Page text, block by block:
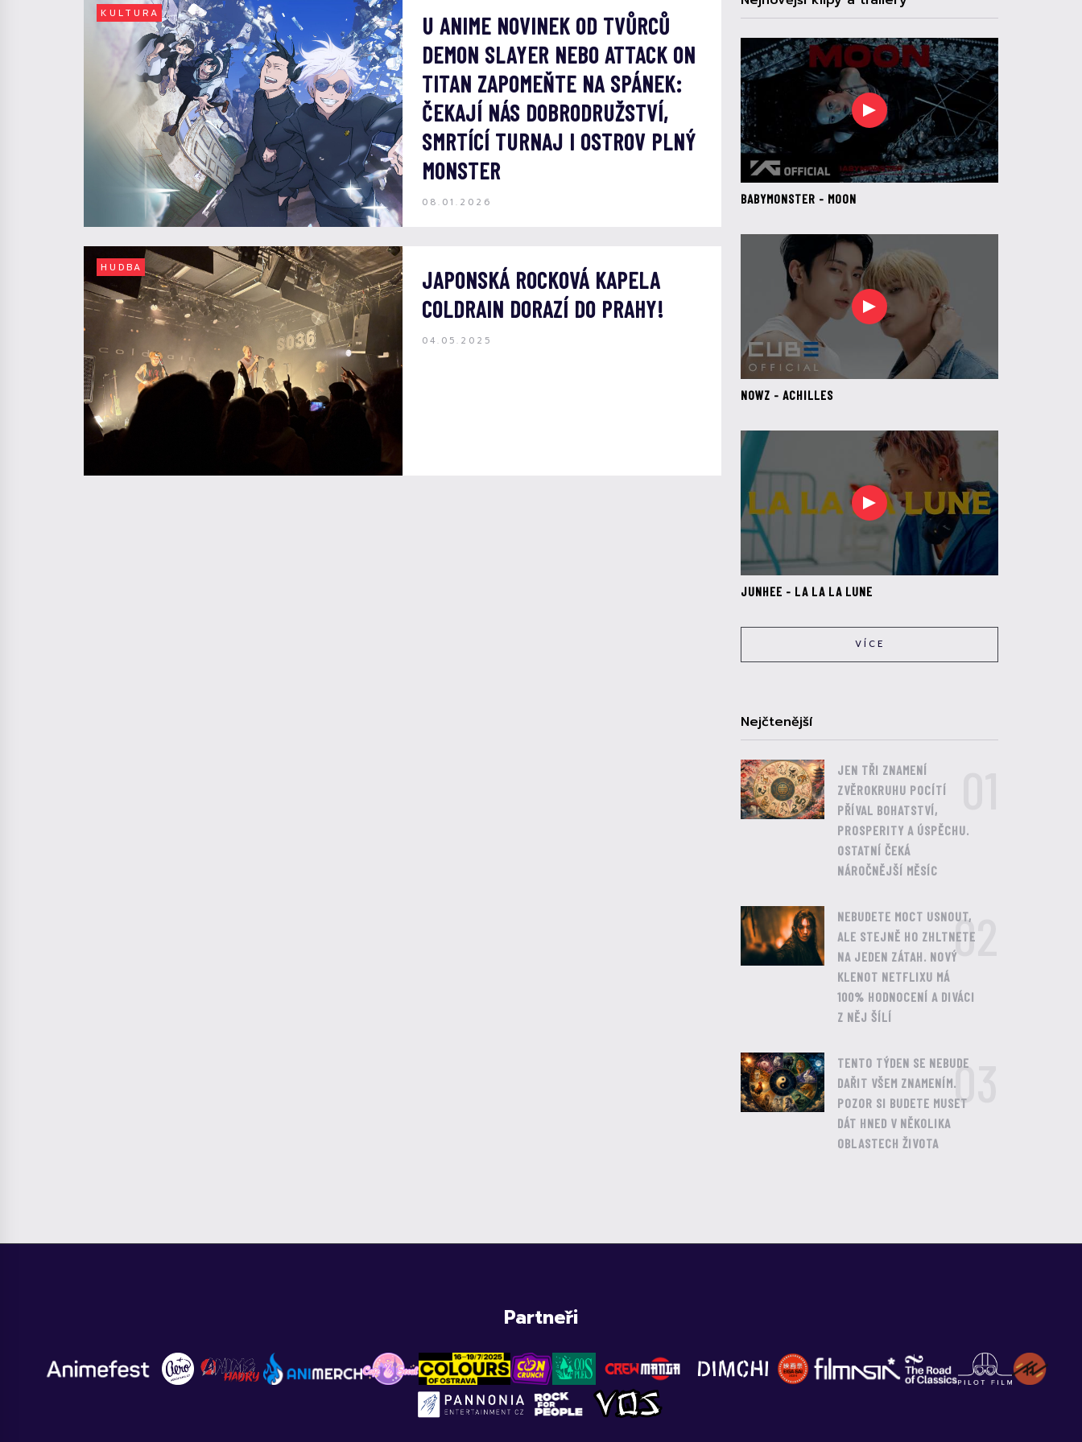
KULTURA
U ANIME NOVINEK OD TVŮRCŮ
DEMON SLAYER NEBO ATTACK ON
TITAN ZAPOMEŇTE NA SPÁNEK:
ČEKAJÍ NÁS DOBRODRUŽSTVÍ,
SMRTÍCÍ TURNAJ I OSTROV PLNÝ
MONSTER
08.01.2026
HUDBA
JAPONSKÁ ROCKOVÁ KAPELA
COLDRAIN DORAZÍ DO PRAHY!
04.05.2025
BABYMONSTER - MOON
NOWZ - ACHILLES
JUNHEE - LA LA LA LUNE
VÍCE
Nejčtenější
JEN TŘI ZNAMENÍ
ZVĚROKRUHU POCÍTÍ
PŘÍVAL BOHATSTVÍ,
PROSPERITY A ÚSPĚCHU.
OSTATNÍ ČEKÁ
NÁROČNĚJŠÍ MĚSÍC
NEBUDETE MOCT USNOUT,
ALE STEJNĚ HO ZHLTNETE
NA JEDEN ZÁTAH. NOVÝ
KLENOT NETFLIXU MÁ
100% HODNOCENÍ A DIVÁCI
Z NĚJ ŠÍLÍ
02
TENTO TÝDEN SE NEBUDE
DAŘIT VŠEM ZNAMENÍM.
POZOR SI BUDETE MUSET
DÁT HNED V NĚKOLIKA
OBLASTECH ŽIVOTA
03
Partneři